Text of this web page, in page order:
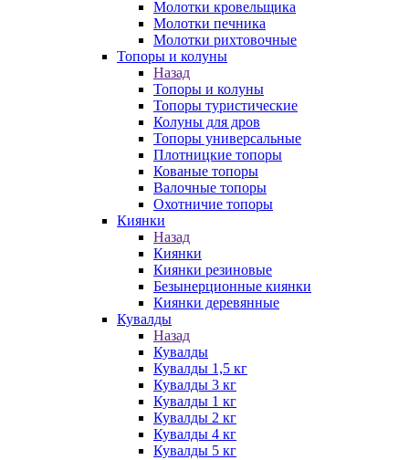
Молотки кровельщика
Молотки печника
Молотки рихтовочные
Топоры и колуны
Назад
Топоры и колуны
Топоры туристические
Колуны для дров
Топоры универсальные
Плотницкие топоры
Кованые топоры
Валочные топоры
Охотничие топоры
Киянки
Назад
Киянки
Киянки резиновые
Безынерционные киянки
Киянки деревянные
Кувалды
Назад
Кувалды
Кувалды 1,5 кг
Кувалды 3 кг
Кувалды 1 кг
Кувалды 2 кг
Кувалды 4 кг
Кувалды 5 кг